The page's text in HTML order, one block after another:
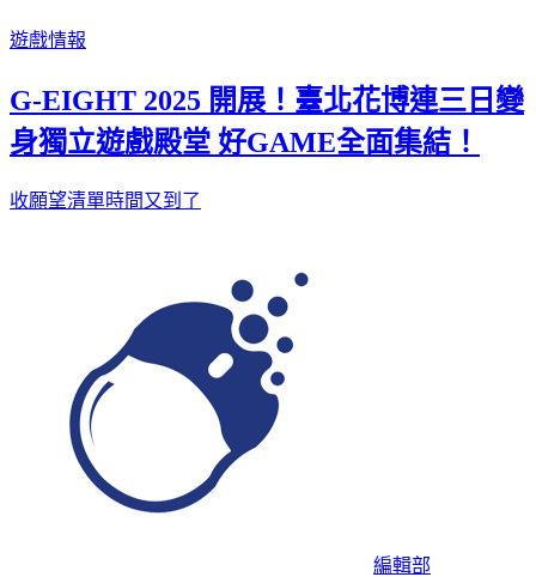
遊戲情報
G-EIGHT 2025 開展！臺北花博連三日變
身獨立遊戲殿堂 好GAME全面集結！
收願望清單時間又到了
編輯部